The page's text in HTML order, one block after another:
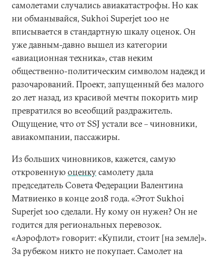
самолетами случались авиакатастрофы. Но как
ни обманывайся, Sukhoi Superjet 100 не
вписывается в стандартную шкалу оценок. Он
уже давным-давно вышел из категории
«авиационная техника», став неким
общественно-политическим символом надежд и
разочарований. Проект, запущенный без малого
20 лет назад, из красивой мечты покорить мир
превратился во всеобщий раздражитель.
Ощущение, что от SSJ устали все – чиновники,
авиакомпании, пассажиры.
Из больших чиновников, кажется, самую
откровеннуюоценкусамолету дала
председатель Совета Федерации Валентина
Матвиенко в конце 2018 года. «Этот Sukhoi
Superjet 100 сделали. Ну кому он нужен? Он не
годится для региональных перевозок.
«Аэрофлот» говорит: «Купили, стоит [на земле]».
За рубежом никто не покупает. Самолет на